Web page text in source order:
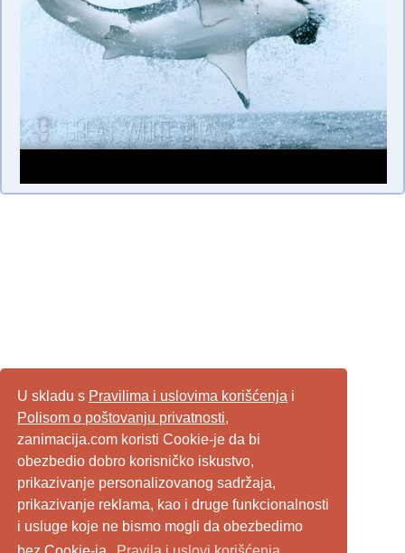
U skladu s Pravilima i uslovima korišćenja i
Polisom o poštovanju privatnosti,
zanimacija.com koristi Cookie-je da bi
obezbedio dobro korisničko iskustvo,
prikazivanje personalizovanog sadržaja,
prikazivanje reklama, kao i druge funkcionalnosti
i usluge koje ne bismo mogli da obezbedimo